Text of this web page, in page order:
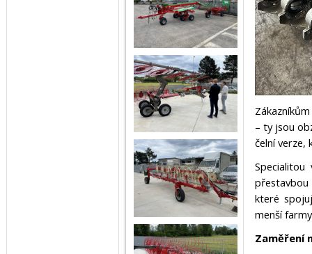
– ty jsou
čelní verze,
které
menší
Zaměření